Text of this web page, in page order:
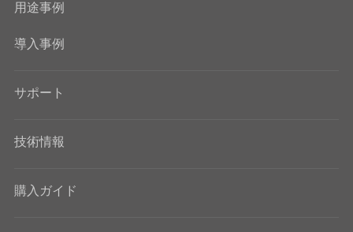
用途事例
導入事例
サポート
技術情報
購入ガイド